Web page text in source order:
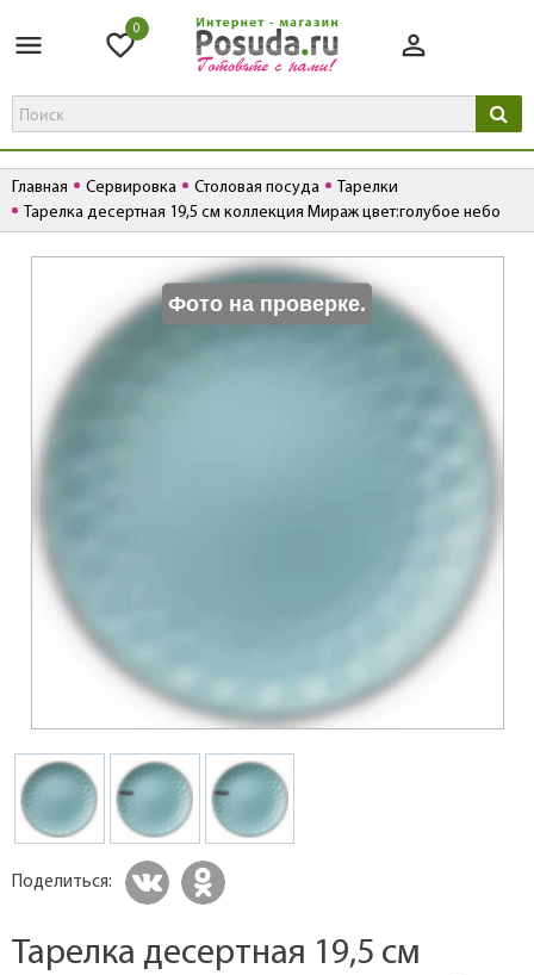
0
Главная Сервировка Столовая посуда
Тарелки
Тарелка десертная 19,5 см коллекция Мираж цвет:голубое небо
Фото на проверке.
Поделиться:
Тарелка десертная 19,5 см